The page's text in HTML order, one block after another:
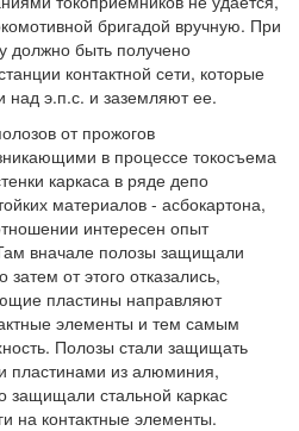
бригадой вручную. При
должно быть получено
контактной сети, которые
над э.п.с. и заземляют ее.
от прожогов
в процессе токосъема
каркаса в ряде депо
материалов - асбокартона,
интересен опыт
вначале полозы защищали
от этого отказались,
пластины направляют
элементы и тем самым
Полозы стали защищать
пластинами из алюминия,
защищали стальной каркас
на контактные элементы.